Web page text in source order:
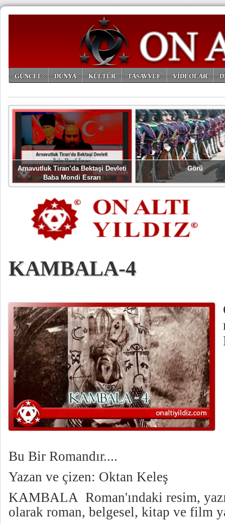
GÜNCEL DÜNYA KÜLTÜR TASAVVUF VİDEOLAR
Arnavutluk Tiran’da Bektaşi Devleti
Baba Mondi Esrarı
Görü
KAMBALA-4
Bu Bir Romandır....
Yazan ve çizen: Oktan Keleş
KAMBALA Roman'ındaki resim,
olarak roman, belgesel, kitap ve film